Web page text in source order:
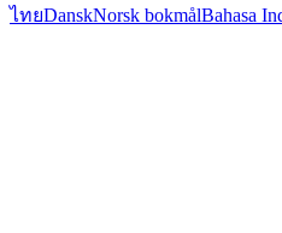
ไทยDanskNorsk bokmålBahasa